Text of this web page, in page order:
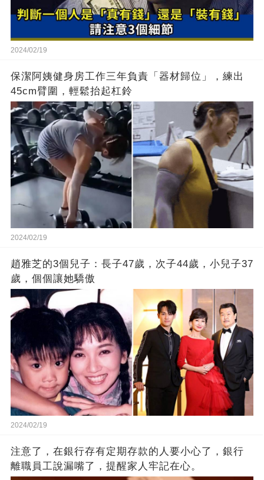
2024/02/19
保潔阿姨健身房工作三年負責「器材歸位」，練出
45cm臂圍，輕鬆抬起杠鈴
2024/02/19
趙雅芝的3個兒子：長子47歲，次子44歲，小兒子37
歲，個個讓她驕傲
2024/02/19
注意了，在銀行存有定期存款的人要小心了，銀行
離職員工說漏嘴了，提醒家人牢記在心。